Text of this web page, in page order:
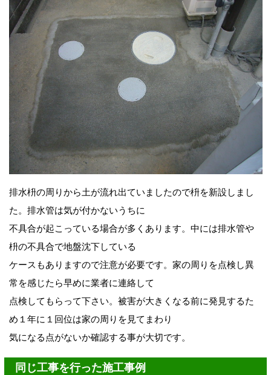
排水枡の周りから土が流れ出ていましたので枡を新設しまし
た。排水管は気が付かないうちに
不具合が起こっている場合が多くあります。中には排水管や
枡の不具合で地盤沈下している
ケースもありますので注意が必要です。家の周りを点検し異
常を感じたら早めに業者に連絡して
点検してもらって下さい。被害が大きくなる前に発見するた
め１年に１回位は家の周りを見てまわり
気になる点がないか確認する事が大切です。
同じ工事を行った施工事例